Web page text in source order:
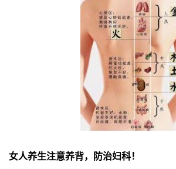
女人养生注意养背，防治妇科！